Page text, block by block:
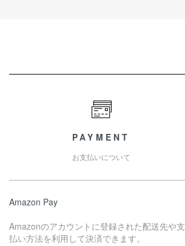
PAYMENT
お支払いについて
Amazon Pay
Amazonのアカウントに登録された配送先や支
払い方法を利用して決済できます。